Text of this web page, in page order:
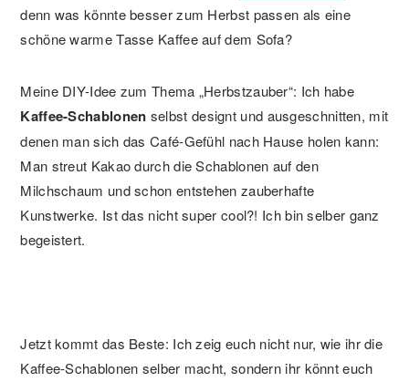
denn was könnte besser zum Herbst passen als eine
schöne warme Tasse Kaffee auf dem Sofa?
Meine DIY-Idee zum Thema „Herbstzauber“: Ich habe
Kaffee-Schablonen selbst designt und ausgeschnitten, mit
denen man sich das Café-Gefühl nach Hause holen kann:
Man streut Kakao durch die Schablonen auf den
Milchschaum und schon entstehen zauberhafte
Kunstwerke. Ist das nicht super cool?! Ich bin selber ganz
begeistert.
Jetzt kommt das Beste: Ich zeig euch nicht nur, wie ihr die
Kaffee-Schablonen selber macht, sondern ihr könnt euch